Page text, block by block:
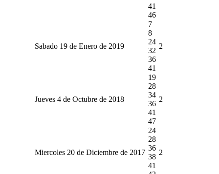
41
46
Sabado 19 de Enero de 2019
7
8
24
32
36
41
2
Jueves 4 de Octubre de 2018
19
28
34
36
41
47
2
Miercoles 20 de Diciembre de 2017
24
28
36
38
41
2